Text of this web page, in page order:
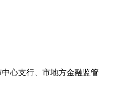
心支行、市地方金融监管